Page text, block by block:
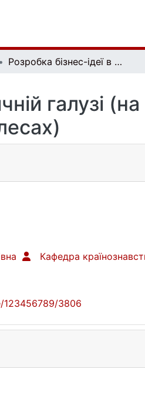
Розробка бізнес-ідеї в туристичній галузі (на прикладі готелю на колесах)
галузі
Кафедра
123456789/3806